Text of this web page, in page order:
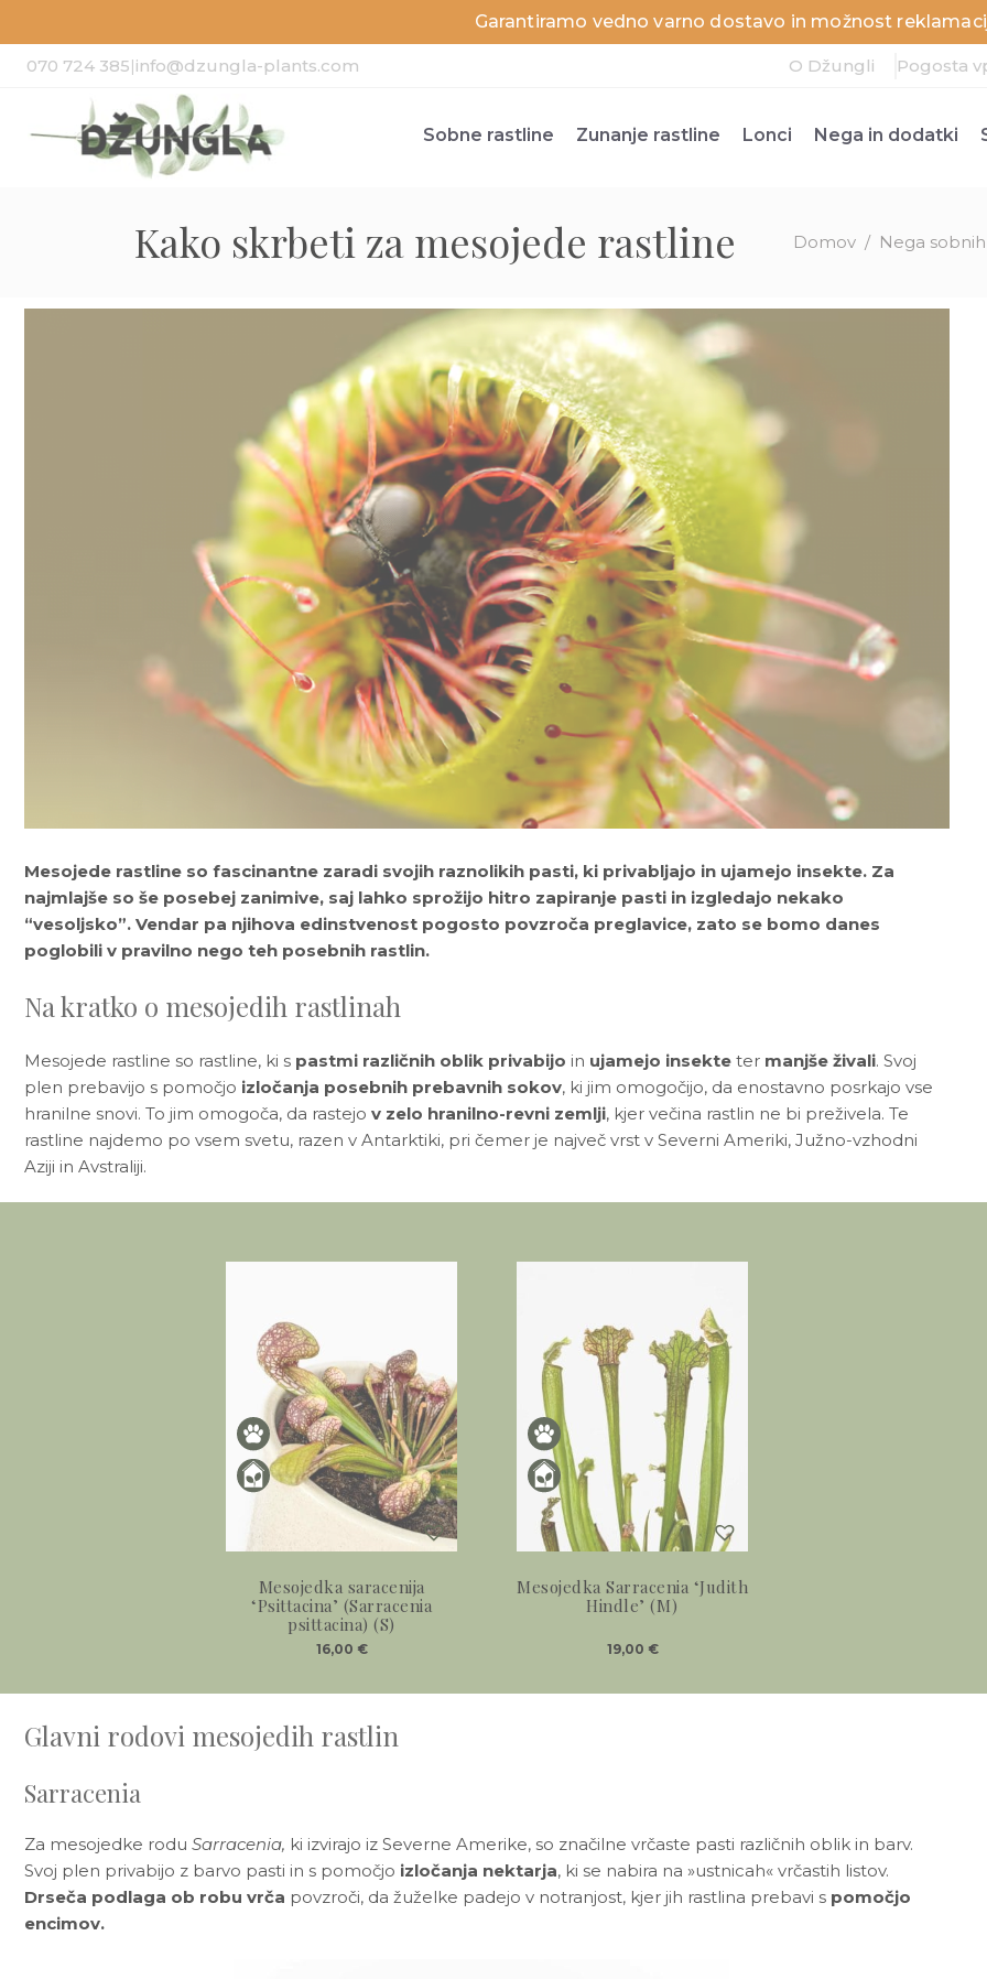
Garantiramo vedno varno dostavo in možnost
070 724 385|info@dzungla-plants.com O Džungli Pogosta
Sobne rastline Zunanje rastline Lonci Nega in dodatki
Kako skrbeti za mesojede rastline Domov / Nega
Mesojede rastline so fascinantne zaradi svojih raznolikih pasti, ki privabljajo in ujamejo insekte. Za
najmlajše so še posebej zanimive, saj lahko sprožijo hitro zapiranje pasti in izgledajo nekako
“vesoljsko”. Vendar pa njihova edinstvenost pogosto povzroča preglavice, zato se bomo danes
poglobili v pravilno nego teh posebnih rastlin.
Na kratko o mesojedih rastlinah
Mesojede rastline so rastline, ki s pastmi različnih oblik privabijo in ujamejo insekte ter manjše živali. Svoj
plen prebavijo s pomočjo izločanja posebnih prebavnih sokov, ki jim omogočijo, da enostavno posrkajo vse
hranilne snovi. To jim omogoča, da rastejo v zelo hranilno-revni zemlji, kjer večina rastlin ne bi preživela. Te
rastline najdemo po vsem svetu, razen v Antarktiki, pri čemer je največ vrst v Severni Ameriki, Južno-vzhodni
Aziji in Avstraliji.
Mesojedka saracenija
‘Psittacina’ (Sarracenia
psittacina) (S)
16,00 €
Mesojedka Sarracenia ‘Judith
Hindle’ (M)
19,00 €
Glavni rodovi mesojedih rastlin
Sarracenia
Za mesojedke rodu Sarracenia, ki izvirajo iz Severne Amerike, so značilne vrčaste pasti različnih oblik in barv.
Svoj plen privabijo z barvo pasti in s pomočjo izločanja nektarja, ki se nabira na »ustnicah« vrčastih listov.
Drseča podlaga ob robu vrča povzroči, da žuželke padejo v notranjost, kjer jih rastlina prebavi s pomočjo
encimov.